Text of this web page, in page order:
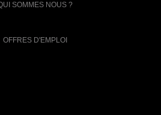
SOMMES NOUS ?
OFFRES D'EMPLOI